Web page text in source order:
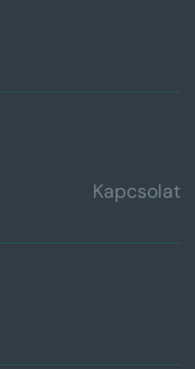
Kapcsolat